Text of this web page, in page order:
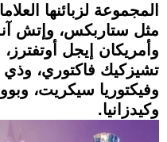
المجموعة لزبائنها
مثل ستاربكس، وإتش آند
وأمريكان إيجل
تشيزكيك فاكتوري،
وفيكتوريا سيكريت،
وكيدزانيا.